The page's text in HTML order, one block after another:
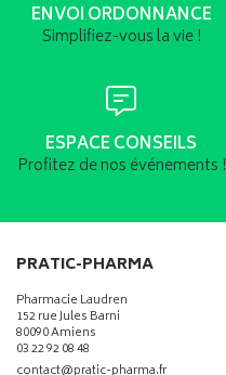
ENVOI ORDONNANCE
Simplifiez-vous la vie !
ESPACE CONSEILS
Profitez de nos événements !
PRATIC-PHARMA
Pharmacie Laudren
152 rue Jules Barni
80090 Amiens
03 22 92 08 48
- -